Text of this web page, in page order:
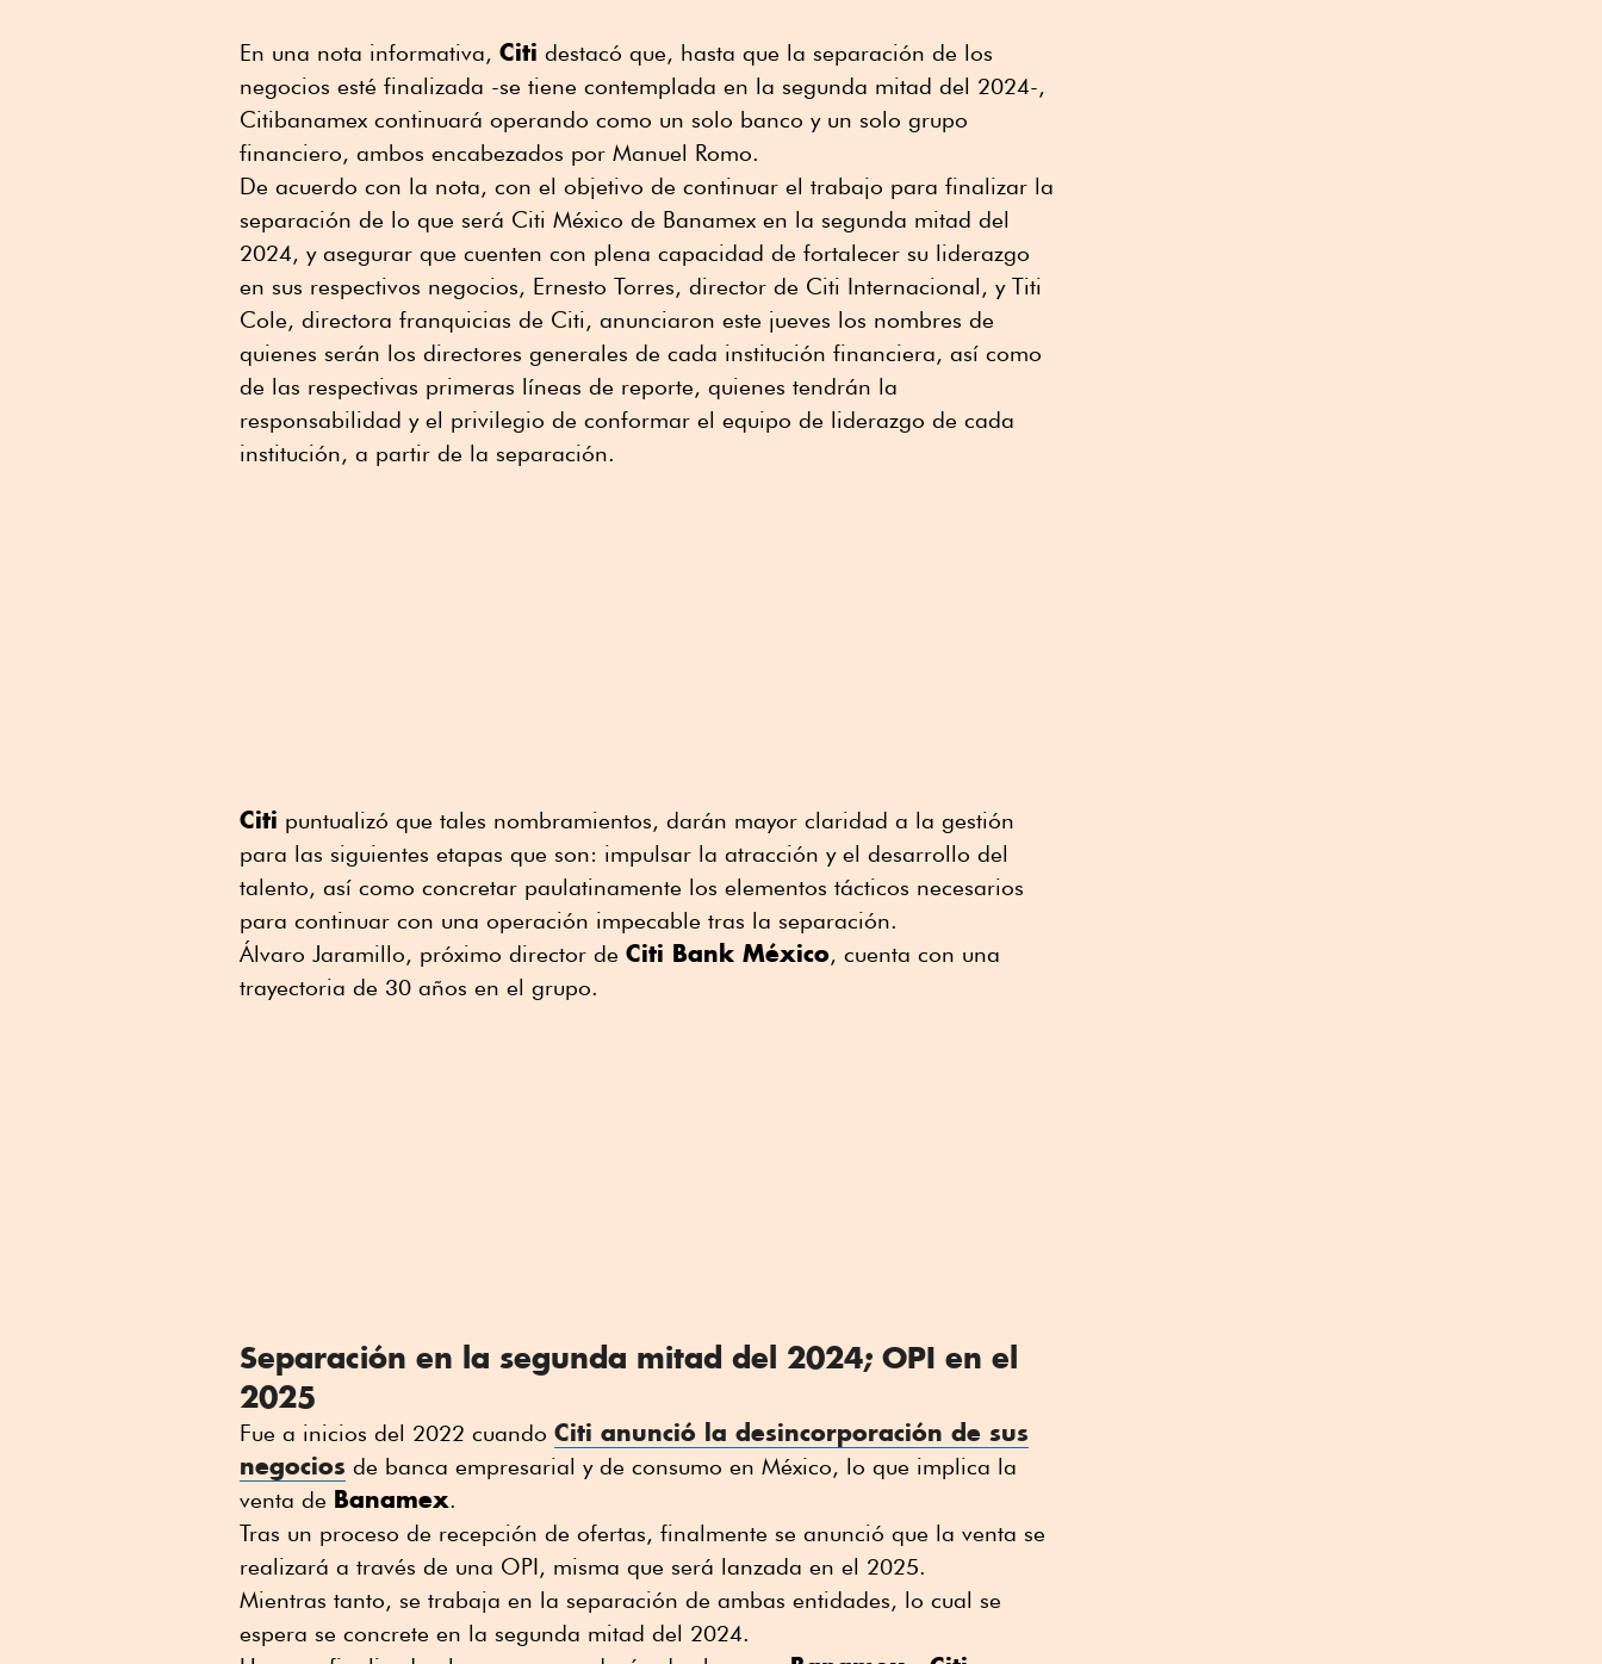
En una nota informativa, Citi destacó que, hasta que la separación de los
negocios esté finalizada -se tiene contemplada en la segunda mitad del 2024-,
Citibanamex continuará operando como un solo banco y un solo grupo
financiero, ambos encabezados por Manuel Romo.
De acuerdo con la nota, con el objetivo de continuar el trabajo para finalizar la
separación de lo que será Citi México de Banamex en la segunda mitad del
2024, y asegurar que cuenten con plena capacidad de fortalecer su liderazgo
en sus respectivos negocios, Ernesto Torres, director de Citi Internacional, y Titi
Cole, directora franquicias de Citi, anunciaron este jueves los nombres de
quienes serán los directores generales de cada institución financiera, así como
de las respectivas primeras líneas de reporte, quienes tendrán la
responsabilidad y el privilegio de conformar el equipo de liderazgo de cada
institución, a partir de la separación.
Citi puntualizó que tales nombramientos, darán mayor claridad a la gestión
para las siguientes etapas que son: impulsar la atracción y el desarrollo del
talento, así como concretar paulatinamente los elementos tácticos necesarios
para continuar con una operación impecable tras la separación.
Álvaro Jaramillo, próximo director de Citi Bank México, cuenta con una
trayectoria de 30 años en el grupo.
Separación en la segunda mitad del 2024; OPI en el
2025
Fue a inicios del 2022 cuando Citi anunció la desincorporación de sus
negocios de banca empresarial y de consumo en México, lo que implica la
venta de Banamex.
Tras un proceso de recepción de ofertas, finalmente se anunció que la venta se
realizará a través de una OPI, misma que será lanzada en el 2025.
Mientras tanto, se trabaja en la separación de ambas entidades, lo cual se
espera se concrete en la segunda mitad del 2024.